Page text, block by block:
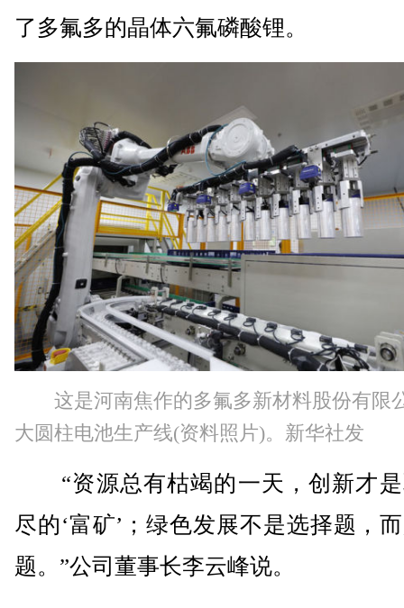
了多氟多的晶体六氟磷酸锂。
这是河南焦作的多氟多新材料股份有限
大圆柱电池生产线(资料照片)。新华社发
“资源总有枯竭的一天，创新才是
尽的‘富矿’；绿色发展不是选择题，
题。”公司董事长李云峰说。